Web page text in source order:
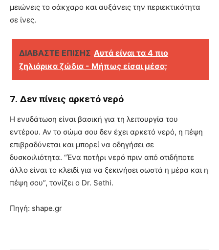
μειώνεις το σάκχαρο και αυξάνεις την περιεκτικότητα
σε ίνες.
ΔΙΑΒΑΣΤΕ ΕΠΙΣΗΣ Αυτά είναι τα 4 πιο
ζηλιάρικα ζώδια - Μήπως είσαι μέσα;
7. Δεν πίνεις αρκετό νερό
Η ενυδάτωση είναι βασική για τη λειτουργία του
εντέρου. Αν το σώμα σου δεν έχει αρκετό νερό, η πέψη
επιβραδύνεται και μπορεί να οδηγήσει σε
δυσκοιλιότητα. “Ένα ποτήρι νερό πριν από οτιδήποτε
άλλο είναι το κλειδί για να ξεκινήσει σωστά η μέρα και η
πέψη σου”, τονίζει ο Dr. Sethi.
Πηγή: shape.gr